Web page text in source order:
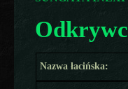
Nazwa łacińska: